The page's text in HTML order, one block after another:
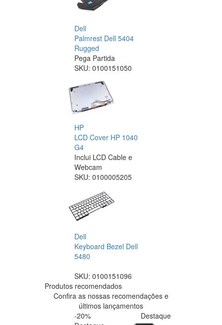
Dell
Palmrest Dell 5404
Rugged
Pega Partida
SKU: 0100151050
HP
LCD Cover HP 1040
G4
Inclui LCD Cable e
Webcam
SKU: 0100005205
Dell
Keyboard Bezel Dell
5480
SKU: 0100151096
Produtos recomendados
Confira as nossas recomendações e
últimos lançamentos
-20%
Destaque